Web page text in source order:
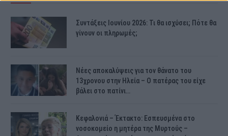
Συντάξεις Ιουνίου 2026: Τι θα ισχύσει; Πότε θα
γίνουν οι πληρωμές;
Νέες αποκαλύψεις για τον θάνατο του
13χρονου στην Ηλεία – Ο πατέρας του είχε
βάλει στο πατίνι…
Κεφαλονιά – Έκτακτο: Εσπευσμένα στο
νοσοκομείο η μητέρα της Μυρτούς –